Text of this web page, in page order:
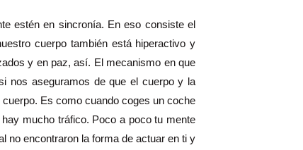
estén en sincronía. En eso consiste el
cuerpo también está hiperactivo y
y en paz, así. El mecanismo en que
nos aseguramos de que el cuerpo y la
Es como cuando coges un coche
mucho tráfico. Poco a poco tu mente
no encontraron la forma de actuar en ti y